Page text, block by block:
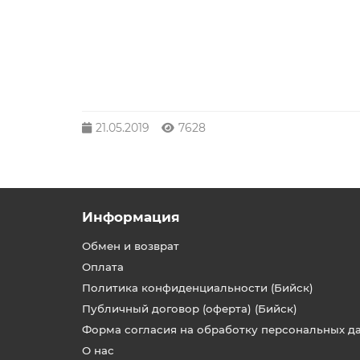
21.05.2019 7628
Информация
Обмен и возврат
Оплата
Политика конфиденциальности (Бийск)
Публичный договор (оферта) (Бийск)
Форма согласия на обработку персональных
О нас